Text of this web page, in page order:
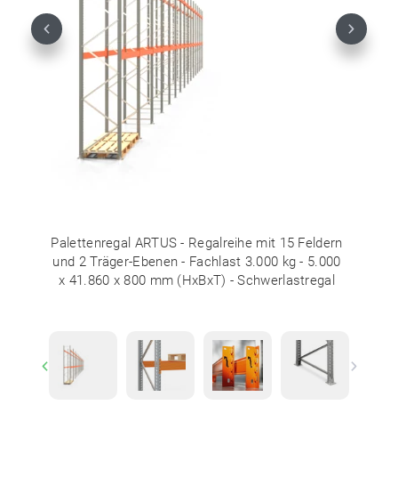
Palettenregal ARTUS - Regalreihe mit 15 Feldern
und 2 Träger-Ebenen - Fachlast 3.000 kg - 5.000
x 41.860 x 800 mm (HxBxT) - Schwerlastregal
Previous Next
Previous Next